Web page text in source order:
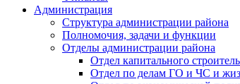
Администрация
Структура администрации района
Полномочия, задачи и функции
Отделы администрации района
Отдел капитального
Отдел по делам ГО и ЧС и